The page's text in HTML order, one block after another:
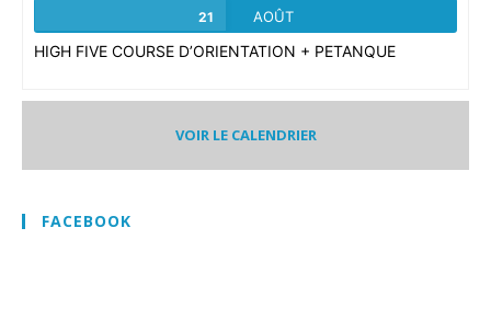
21 AOÛT
HIGH FIVE COURSE D’ORIENTATION + PETANQUE
VOIR LE CALENDRIER
FACEBOOK